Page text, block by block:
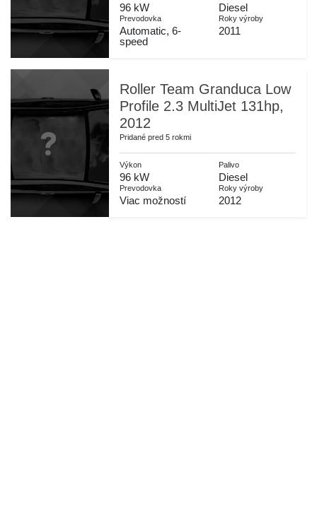
96 kW Diesel
Prevodovka
Automatic, 6-
speed
Roky výroby
2011
Roller Team Granduca Low
Profile 2.3 MultiJet 131hp,
2012
Pridané pred 5 rokmi
Výkon
96 kW
Palivo
Diesel
Prevodovka
Viac možností
Roky výroby
2012